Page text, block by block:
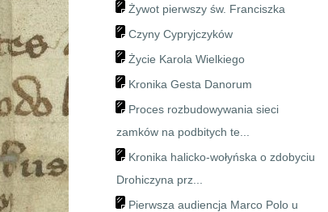
Żywot pierwszy św. Franciszka
Czyny Cypryjczyków
Życie Karola Wielkiego
Kronika Gesta Danorum
Proces rozbudowywania sieci
zamków na podbitych te...
Kronika halicko-wołyńska o zdobyciu
Drohiczyna prz...
Pierwsza audiencja Marco Polo u